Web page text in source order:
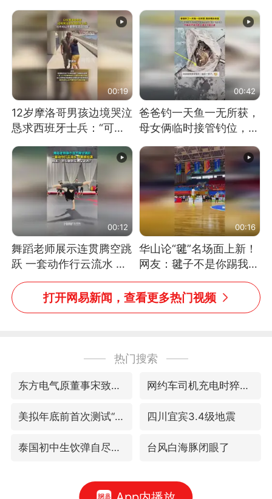
面馆已集体更换招牌
像了～你是吃古筝长大的
吗？”“或将成为首位考级
不带古筝的选手。”（来
源：新华每日电讯）
00:19
12岁摩洛哥男孩边境哭泣
恳求西班牙士兵：“可不
可以不要把我遣返回国”
00:42
爸爸钓一天鱼一无所获，
母女俩临时接管钓位，用
玩具鱼竿钓上大鱼
00:12
舞蹈老师展示连贯腾空跳
跃 一套动作行云流水 节
奏感拉满 网友：怎么做
到又舞又武的？
00:16
华山论“毽”名场面上新！
网友：毽子不是你踢我
捡，我踢你捡吗
打开网易新闻，查看更多热门视频
热门搜索
东方电气原董事宋致远被查 网约车司机充电时猝死保险拒赔
美拟年底前首次测试“金穹”反导系统 四川宜宾3.4级地震
泰国初中生饮弹自尽前开了26枪 台风白海豚闭眼了